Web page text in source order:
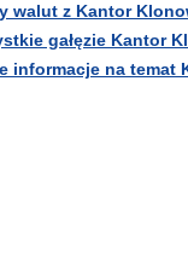
walut z Kantor
gałęzie Kantor
informacje na temat